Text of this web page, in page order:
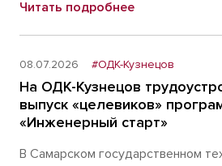
Читать подробнее
08.07.2026 #ОДК-Кузнецов
На ОДК-Кузнецов
выпуск «целевиков»
«Инженерный старт»
В Самарском государственном